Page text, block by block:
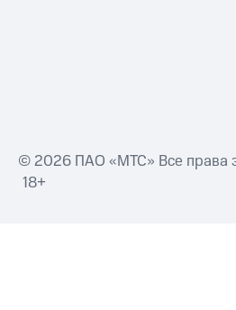
© 2026 ПАО «МТС» Все права
18+